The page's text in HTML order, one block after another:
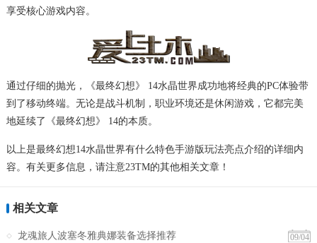
享受核心游戏内容。
通过仔细的抛光，《最终幻想》 14水晶世界成功地将经典的PC体验带
到了移动终端。无论是战斗机制，职业环境还是休闲游戏，它都完美
地延续了《最终幻想》 14的本质。
以上是最终幻想14水晶世界有什么特色手游版玩法亮点介绍的详细内
容。有关更多信息，请注意23TM的其他相关文章！
相关文章
09/04
龙魂旅人波塞冬雅典娜装备选择推荐